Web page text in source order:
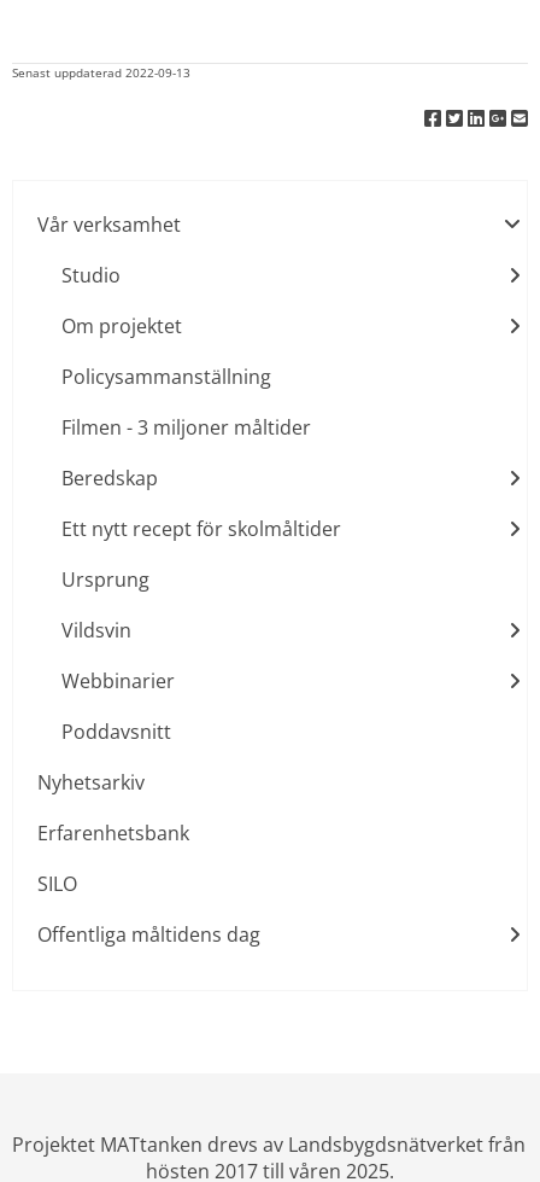
Senast uppdaterad 2022-09-13
Vår verksamhet
Studio
Om projektet
Policysammanställning
Filmen - 3 miljoner måltider
Beredskap
Ett nytt recept för skolmåltider
Ursprung
Vildsvin
Webbinarier
Poddavsnitt
Nyhetsarkiv
Erfarenhetsbank
SILO
Offentliga måltidens dag
Projektet MATtanken drevs av Landsbygdsnätverket från
hösten 2017 till våren 2025.